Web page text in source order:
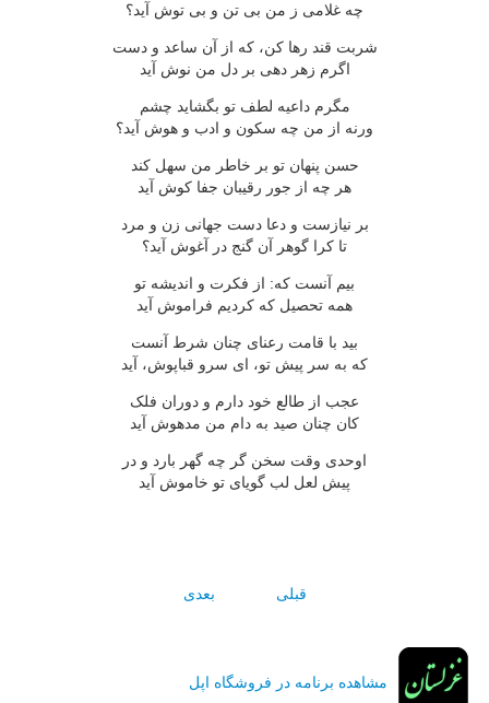
چه غلامى ز من بى تن و بى توش آيد؟
شربت قند رها کن، که از آن ساعد و دست
اگرم زهر دهى بر دل من نوش آيد
مگرم داعيه لطف تو بگشايد چشم
ورنه از من چه سکون و ادب و هوش آيد؟
حسن پنهان تو بر خاطر من سهل کند
هر چه از جور رقيبان جفا کوش آيد
بر نيازست و دعا دست جهانى زن و مرد
تا کرا گوهر آن گنج در آغوش آيد؟
بيم آنست که: از فکرت و انديشه تو
همه تحصيل که کرديم فراموش آيد
بيد با قامت رعناى چنان شرط آنست
که به سر پيش تو، اى سرو قباپوش، آيد
عجب از طالع خود دارم و دوران فلک
کان چنان صيد به دام من مدهوش آيد
اوحدى وقت سخن گر چه گهر بارد و در
پيش لعل لب گوياى تو خاموش آيد
قبلی بعدی
مشاهده برنامه در فروشگاه اپل